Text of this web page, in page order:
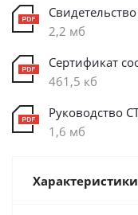
2,2 мб
Сертификат
461,5 кб
Руководство
1,6 мб
Характеристики